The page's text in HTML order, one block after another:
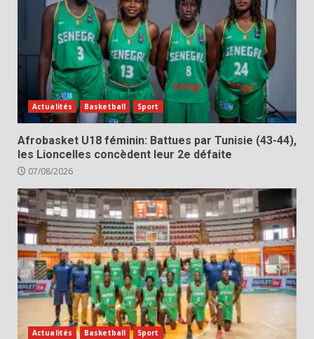
Actualités Basketball Sport
Afrobasket U18 féminin: Battues par Tunisie (43-44),
les Lioncelles concèdent leur 2e défaite
07/08/2026
Actualités Basketball Sport